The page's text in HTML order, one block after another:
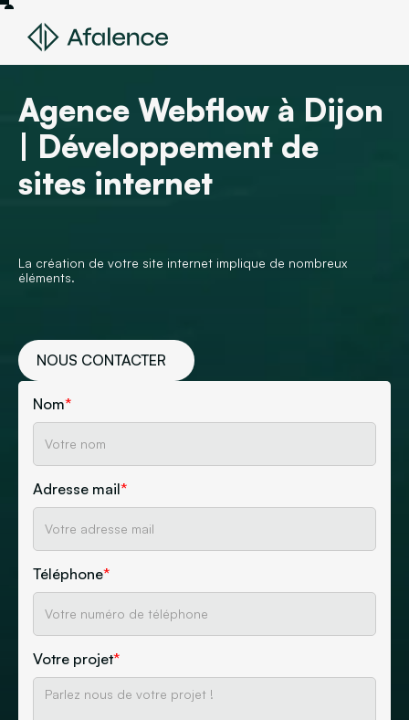
Agence Webflow à Dijon
| Développement de
sites internet
La création de votre site internet implique de nombreux
éléments.
NOUS CONTACTER
Nom*
Adresse mail*
Téléphone*
Votre projet*